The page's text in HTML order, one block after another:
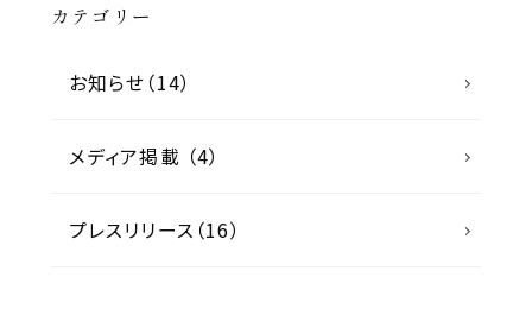
カテゴリー
お知らせ（14）
メディア掲載 （4）
プレスリリース（16）